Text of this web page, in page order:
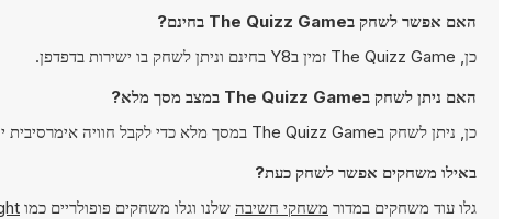
האם אפשר לשחק בThe Quizz Game בחינם?
כן, The Quizz Game זמין בY8 בחינם וניתן לשחק בו ישירות בדפדפן.
האם ניתן לשחק בThe Quizz Game במצב מסך מלא?
כן, ניתן לשחק בThe Quizz Game במסך מלא כדי לקבל חוויה אימרסיבית יותר.
באילו משחקים אפשר לשחק כעת?
גלו עוד משחקים במדור משחקי חשיבה שלנו וגלו משחקים פופולריים כמו